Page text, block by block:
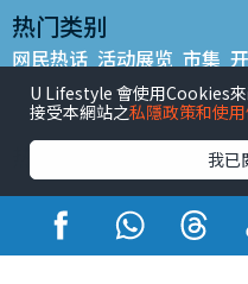
热门类别
网民热话 活动展览 市集
铜锣湾好去处 元朗好去处
餐厅情报 户外郊游
热门标签
#UGO揾好去处 #人气活动
#亲子玩乐好去处
#UJetso礼物放送
U Lifestyle 會使用Cookies
接受本網站之私隱政策和使
我已